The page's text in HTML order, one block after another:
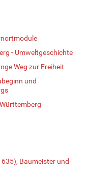
- Umweltgeschichte
Weg zur Freiheit
und
Baumeister und